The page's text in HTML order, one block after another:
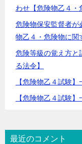
わせ【危険物乙４・
危険物保安監督者が
物乙４・危険物に関
危険等級の覚え方と
る法令】
【危険物乙４試験
【危険物乙４試験
最近のコメント